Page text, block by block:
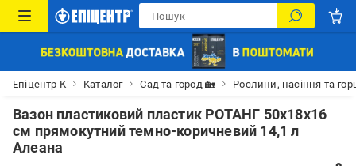
Епіцентр К Каталог Сад та город 🏡 Рослини, насіння та
Вазон пластиковий пластик РОТАНГ 50x18x16
см прямокутний темно-коричневий 14,1 л
Алеана